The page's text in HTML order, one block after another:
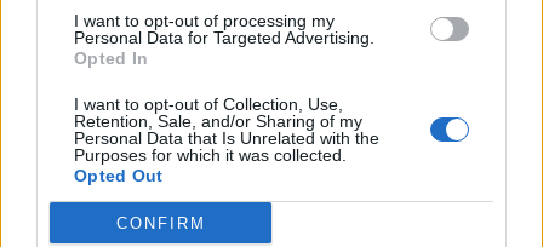
I want to opt-out of processing my
Personal Data for Targeted Advertising.
Opted In
I want to opt-out of Collection, Use,
Retention, Sale, and/or Sharing of my
Personal Data that Is Unrelated with the
Purposes for which it was collected.
Opted Out
CONFIRM